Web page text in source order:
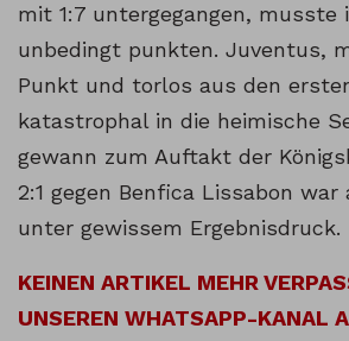
mit 1:7 untergegangen, musste
unbedingt punkten. Juventus,
Punkt und torlos aus den
katastrophal in die heimische
gewann zum Auftakt der
2:1 gegen Benfica Lissabon war
unter gewissem Ergebnisdruck.
KEINEN ARTIKEL MEHR
UNSEREN WHATSAPP-KANAL